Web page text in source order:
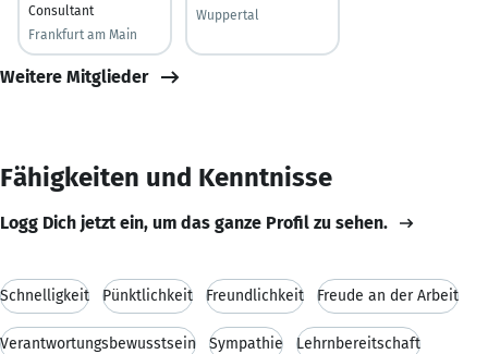
Consultant
Frankfurt am Main
Wuppertal
Weitere Mitglieder
Fähigkeiten und Kenntnisse
Logg Dich jetzt ein, um das ganze Profil zu sehen.
Schnelligkeit Pünktlichkeit Freundlichkeit Freude an der Arbeit
Verantwortungsbewusstsein Sympathie Lehrnbereitschaft